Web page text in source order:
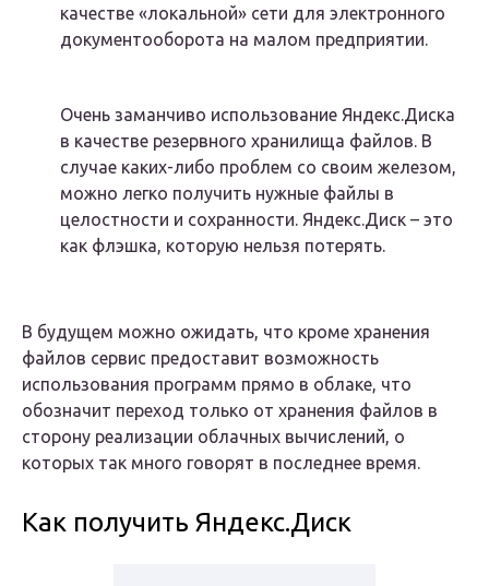
качестве «локальной» сети для электронного
документооборота на малом предприятии.
Очень заманчиво использование Яндекс.Диска
в качестве резервного хранилища файлов. В
случае каких-либо проблем со своим железом,
можно легко получить нужные файлы в
целостности и сохранности. Яндекс.Диск – это
как флэшка, которую нельзя потерять.
В будущем можно ожидать, что кроме хранения
файлов сервис предоставит возможность
использования программ прямо в облаке, что
обозначит переход только от хранения файлов в
сторону реализации облачных вычислений, о
которых так много говорят в последнее время.
Как получить Яндекс.Диск